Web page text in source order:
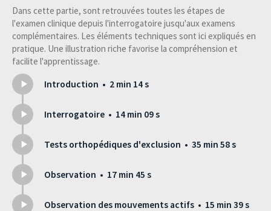
Dans cette partie, sont retrouvées toutes les étapes de
l'examen clinique depuis l'interrogatoire jusqu'aux examens
complémentaires. Les éléments techniques sont ici expliqués en
pratique. Une illustration riche favorise la compréhension et
facilite l'apprentissage.
Introduction • 2 min 14 s
Interrogatoire • 14 min 09 s
Tests orthopédiques d'exclusion • 35 min 58 s
Observation • 17 min 45 s
Observation des mouvements actifs • 15 min 39 s